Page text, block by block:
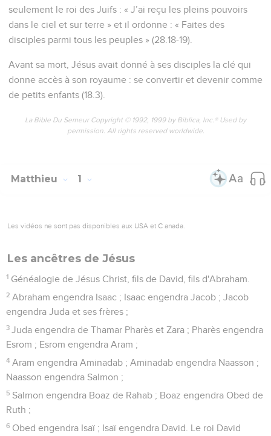
seulement le roi des Juifs : « J’ai reçu les pleins pouvoirs
dans le ciel et sur terre » et il ordonne : « Faites des
disciples parmi tous les peuples » (28.18-19).
Avant sa mort, Jésus avait donné à ses disciples la clé qui
donne accès à son royaume : se convertir et devenir comme
de petits enfants (18.3).
La Bible Du Semeur Copyright © 1992, 1999 by Biblica, Inc.® Used by
permission. All rights reserved worldwide.
Matthieu 1
Les vidéos ne sont pas disponibles aux USA et C anada.
Les ancêtres de Jésus
1 Généalogie de Jésus Christ, fils de David, fils d'Abraham.
2 Abraham engendra Isaac ; Isaac engendra Jacob ; Jacob
engendra Juda et ses frères ;
3 Juda engendra de Thamar Pharès et Zara ; Pharès engendra
Esrom ; Esrom engendra Aram ;
4 Aram engendra Aminadab ; Aminadab engendra Naasson ;
Naasson engendra Salmon ;
5 Salmon engendra Boaz de Rahab ; Boaz engendra Obed de
Ruth ;
6 Obed engendra Isaï ; Isaï engendra David. Le roi David